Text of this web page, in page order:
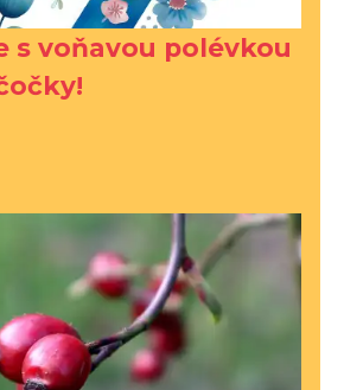
s voňavou polévkou